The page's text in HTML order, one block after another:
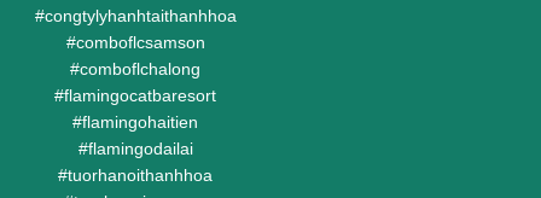
#congtylyhanhtaithanhhoa
#comboflcsamson
#comboflchalong
#flamingocatbaresort
#flamingohaitien
#flamingodailai
#tuorhanoithanhhoa